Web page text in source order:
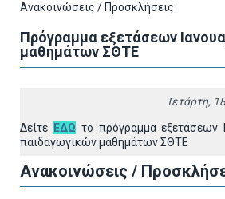
Ανακοινώσεις / Προσκλήσεις
Πρόγραμμα εξετάσεων
μαθημάτων ΣΘΤΕ
Τετάρτη,
Δείτε ΕΔΩ το πρόγραμμα εξετάσεων
παιδαγωγικών μαθημάτων ΣΘΤΕ
Ανακοινώσεις /